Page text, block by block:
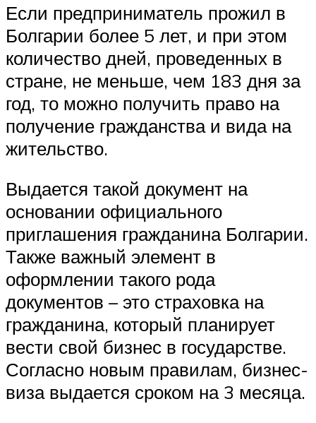
Если предприниматель прожил в
Болгарии более 5 лет, и при этом
количество дней, проведенных в
стране, не меньше, чем 183 дня за
год, то можно получить право на
получение гражданства и вида на
жительство.
Выдается такой документ на
основании официального
приглашения гражданина Болгарии.
Также важный элемент в
оформлении такого рода
документов – это страховка на
гражданина, который планирует
вести свой бизнес в государстве.
Согласно новым правилам, бизнес-
виза выдается сроком на 3 месяца.